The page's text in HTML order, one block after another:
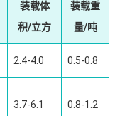
装载体
积/立方
装载重
量/吨
2.4-4.0 0.5-0.8
3.7-6.1 0.8-1.2